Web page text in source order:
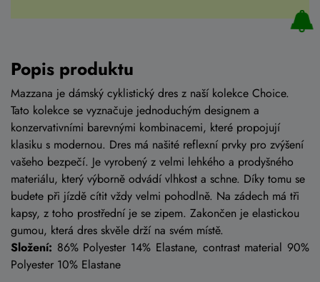
Popis produktu
Mazzana je dámský cyklistický dres z naší kolekce Choice.
Tato kolekce se vyznačuje jednoduchým designem a
konzervativními barevnými kombinacemi, které propojují
klasiku s modernou. Dres má našité reflexní prvky pro zvýšení
vašeho bezpečí. Je vyrobený z velmi lehkého a prodyšného
materiálu, který výborně odvádí vlhkost a schne. Díky tomu se
budete při jízdě cítit vždy velmi pohodlně. Na zádech má tři
kapsy, z toho prostřední je se zipem. Zakončen je elastickou
gumou, která dres skvěle drží na svém místě.
Složení: 86% Polyester 14% Elastane, contrast material 90%
Polyester 10% Elastane